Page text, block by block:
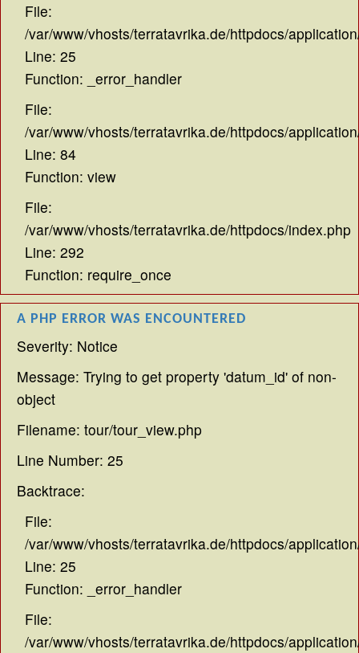
File:
/var/www/vhosts/terratavrika.de/httpdocs/
Line: 25
Function: _error_handler
File:
/var/www/vhosts/terratavrika.de/httpdocs/
Line: 84
Function: view
File:
/var/www/vhosts/terratavrika.de/httpdocs/index.php
Line: 292
Function: require_once
A PHP ERROR WAS ENCOUNTERED
Severity: Notice
Message: Trying to get property 'datum_id' of non-
object
Filename: tour/tour_view.php
Line Number: 25
Backtrace:
File:
/var/www/vhosts/terratavrika.de/httpdocs/
Line: 25
Function: _error_handler
File:
/var/www/vhosts/terratavrika.de/httpdocs/